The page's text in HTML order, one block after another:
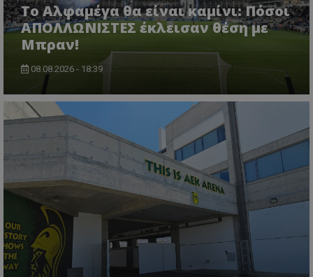
Το Αλφαμέγα θα είναι καμίνι: Πόσοι
ΑΠΟΛΛΩΝΙΣΤΕΣ έκλεισαν θέση με
Μπραν!
08.08.2026 - 18:39